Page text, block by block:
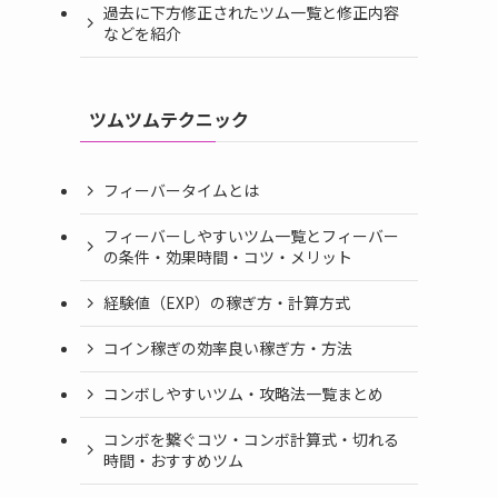
過去に下方修正されたツム一覧と修正内容
などを紹介
ツムツムテクニック
フィーバータイムとは
フィーバーしやすいツム一覧とフィーバー
の条件・効果時間・コツ・メリット
経験値（EXP）の稼ぎ方・計算方式
コイン稼ぎの効率良い稼ぎ方・方法
コンボしやすいツム・攻略法一覧まとめ
コンボを繋ぐコツ・コンボ計算式・切れる
時間・おすすめツム